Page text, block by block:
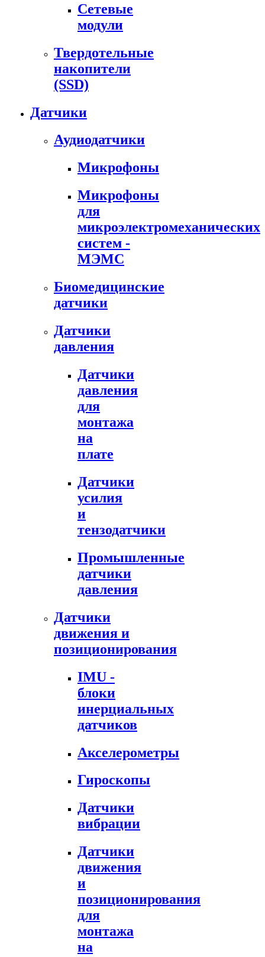
Сетевые
модули
Твердотельные
накопители
(SSD)
Датчики
Аудиодатчики
Микрофоны
Микрофоны
для
микроэлектромеханических
систем -
МЭМС
Биомедицинские
датчики
Датчики
давления
Датчики
давления
для
монтажа
на
плате
Датчики
усилия
и
тензодатчики
Промышленные
датчики
давления
Датчики
движения и
позиционирования
IMU -
блоки
инерциальных
датчиков
Акселерометры
Гироскопы
Датчики
вибрации
Датчики
движения
и
позиционирования
для
монтажа
на